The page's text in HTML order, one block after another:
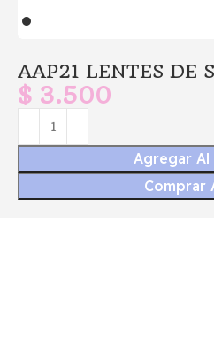
AAP21 LENTES DE
$ 3.500
Agregar
Comprar